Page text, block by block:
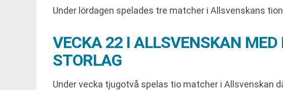
Under lördagen spelades tre matcher i Allsvenskans
VECKA 22 I ALLSVENSKAN
STORLAG
Under vecka tjugotvå spelas tio matcher i Allsvenskan